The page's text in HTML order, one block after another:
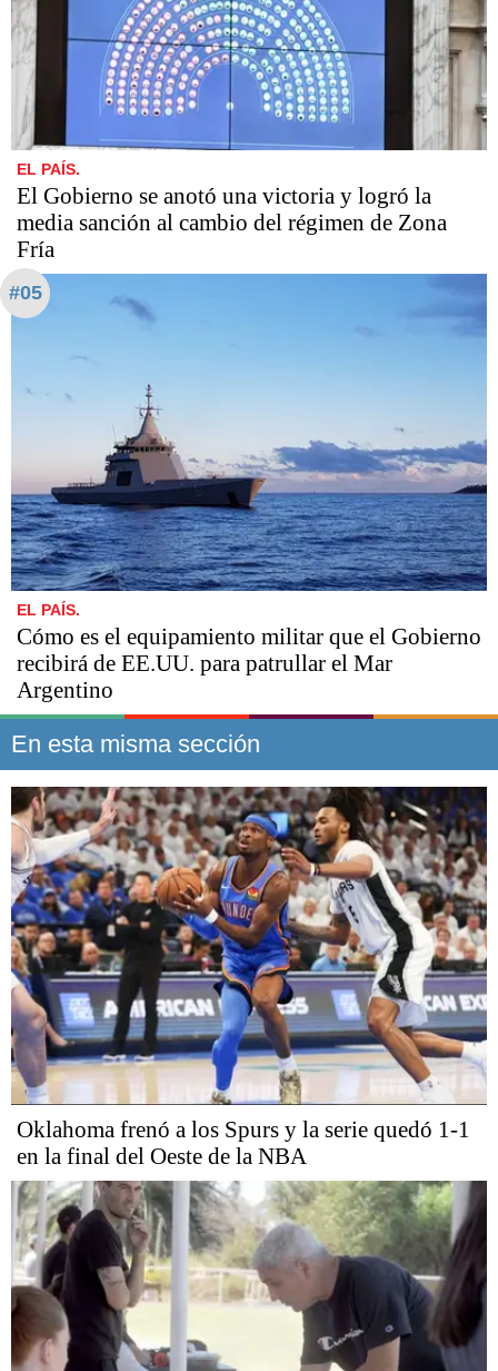
EL PAÍS.
El Gobierno se anotó una victoria y logró la
media sanción al cambio del régimen de Zona
Fría
#05
EL PAÍS.
Cómo es el equipamiento militar que el Gobierno
recibirá de EE.UU. para patrullar el Mar
Argentino
En esta misma sección
Oklahoma frenó a los Spurs y la serie quedó 1-1
en la final del Oeste de la NBA